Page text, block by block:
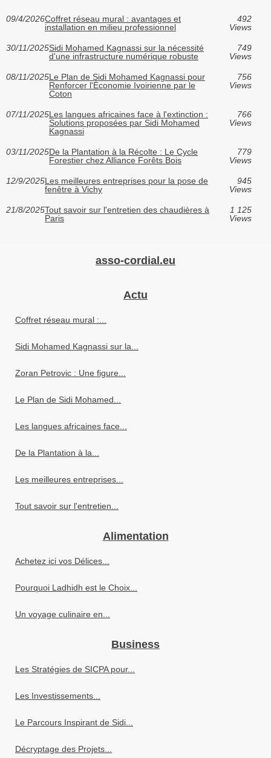
09/4/2026Coffret réseau mural : avantages et
installation en milieu professionnel
492
Views
30/11/2025Sidi Mohamed Kagnassi sur la nécessité
d'une infrastructure numérique robuste
749
Views
08/11/2025Le Plan de Sidi Mohamed Kagnassi pour
Renforcer l'Économie Ivoirienne par le
Coton
756
Views
07/11/2025Les langues africaines face à l'extinction :
Solutions proposées par Sidi Mohamed
Kagnassi
766
Views
03/11/2025De la Plantation à la Récolte : Le Cycle
Forestier chez Alliance Forêts Bois
779
Views
12/9/2025Les meilleures entreprises pour la pose de
fenêtre à Vichy
945
Views
21/8/2025Tout savoir sur l'entretien des chaudières à
Paris
1 125
Views
asso-cordial.eu
Actu
Coffret réseau mural :...
Sidi Mohamed Kagnassi sur la...
Zoran Petrovic : Une figure...
Le Plan de Sidi Mohamed...
Les langues africaines face...
De la Plantation à la...
Les meilleures entreprises...
Tout savoir sur l'entretien...
Alimentation
Achetez ici vos Délices...
Pourquoi Ladhidh est le Choix...
Un voyage culinaire en...
Business
Les Stratégies de SICPA pour...
Les Investissements...
Le Parcours Inspirant de Sidi...
Décryptage des Projets...